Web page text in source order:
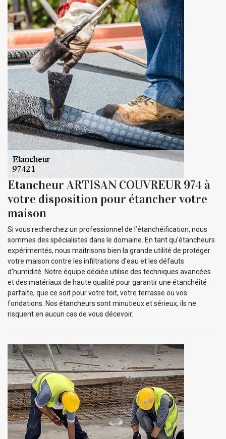
Etancheur ARTISAN COUVREUR 974 à
votre disposition pour étancher votre
maison
Si vous recherchez un professionnel de l’étanchéification, nous
sommes des spécialistes dans le domaine. En tant qu'étancheurs
expérimentés, nous maitrisons bien la grande utilité de protéger
votre maison contre les infiltrations d'eau et les défauts
d’humidité. Notre équipe dédiée utilise des techniques avancées
et des matériaux de haute qualité pour garantir une étanchéité
parfaite, que ce soit pour votre toit, votre terrasse ou vos
fondations. Nos étancheurs sont minutieux et sérieux, ils ne
risquent en aucun cas de vous décevoir.